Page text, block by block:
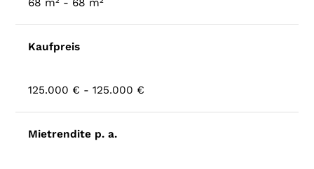
68 m² - 68 m²
Kaufpreis
125.000 € - 125.000 €
Mietrendite p. a.